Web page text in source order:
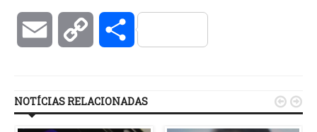
Email Copy Compartilhar
NOTÍCIAS RELACIONADAS  